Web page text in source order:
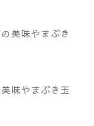
美味やまぶき
味やまぶき玉